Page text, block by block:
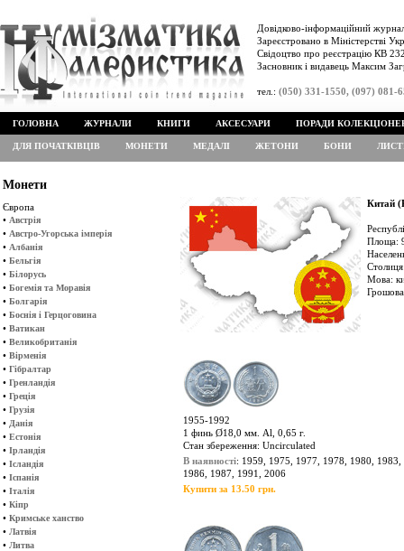
Довідково-інформаційний
Зареєстровано в Міністерстві
Свідоцтво про реєстрацію КВ
Засновник і видавець Максим
тел.: (050) 331-1550, (097) 081-
ГОЛОВНА ЖУРНАЛИ КНИГИ АКСЕСУАРИ ПОРАДИ
ДЛЯ ПОЧАТКІВЦІВ МОНЕТИ МЕДАЛІ ЖЕТОНИ БОНИ
Монети
Європа
• Австрія
• Австро-Угорська імперія
• Албанія
• Бельгія
• Білорусь
• Богемія та Моравія
• Болгарія
• Боснія і Герцоговина
• Ватикан
• Великобританія
• Вірменія
• Гібралтар
• Гренландія
• Греція
• Грузія
• Данія
• Естонія
• Ірландія
• Ісландія
• Іспанія
• Італія
• Кіпр
• Кримське ханство
• Латвія
• Литва
Китай
Площа:
Мова:
1955-1992
1 финь Ø18,0 мм. Al, 0,65 г.
Стан збереження: Uncirculated
В наявності: 1959, 1975, 1977, 1978, 1980, 1983,
1986, 1987, 1991, 2006
Купити за 13.50 грн.